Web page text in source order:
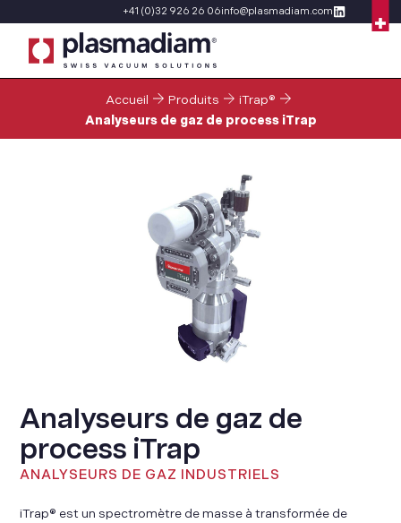
+41 (0)32 926 26 06info@plasmadiam.com
Accueil Produits
iTrap®
Analyseurs de gaz de process iTrap
Analyseurs de gaz de
process iTrap
ANALYSEURS DE GAZ INDUSTRIELS
iTrap® est un spectromètre de masse à transformée de